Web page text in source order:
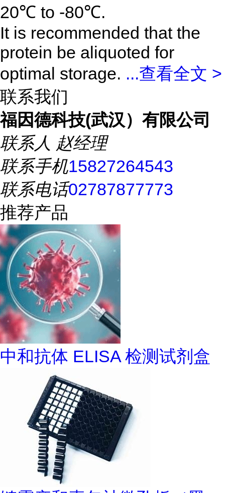
20℃ to -80℃.
It is recommended that the
protein be aliquoted for
optimal storage. ...查看全文 >
联系我们
福因德科技(武汉）有限公司
联系人 赵经理
联系手机15827264543
联系电话02787877773
推荐产品
中和抗体 ELISA 检测试剂盒